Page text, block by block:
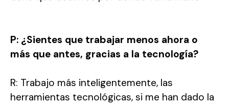
P: ¿Sientes que trabajar menos ahora o
más que antes, gracias a la tecnología?
R: Trabajo más inteligentemente, las
herramientas tecnológicas, si me han dado la